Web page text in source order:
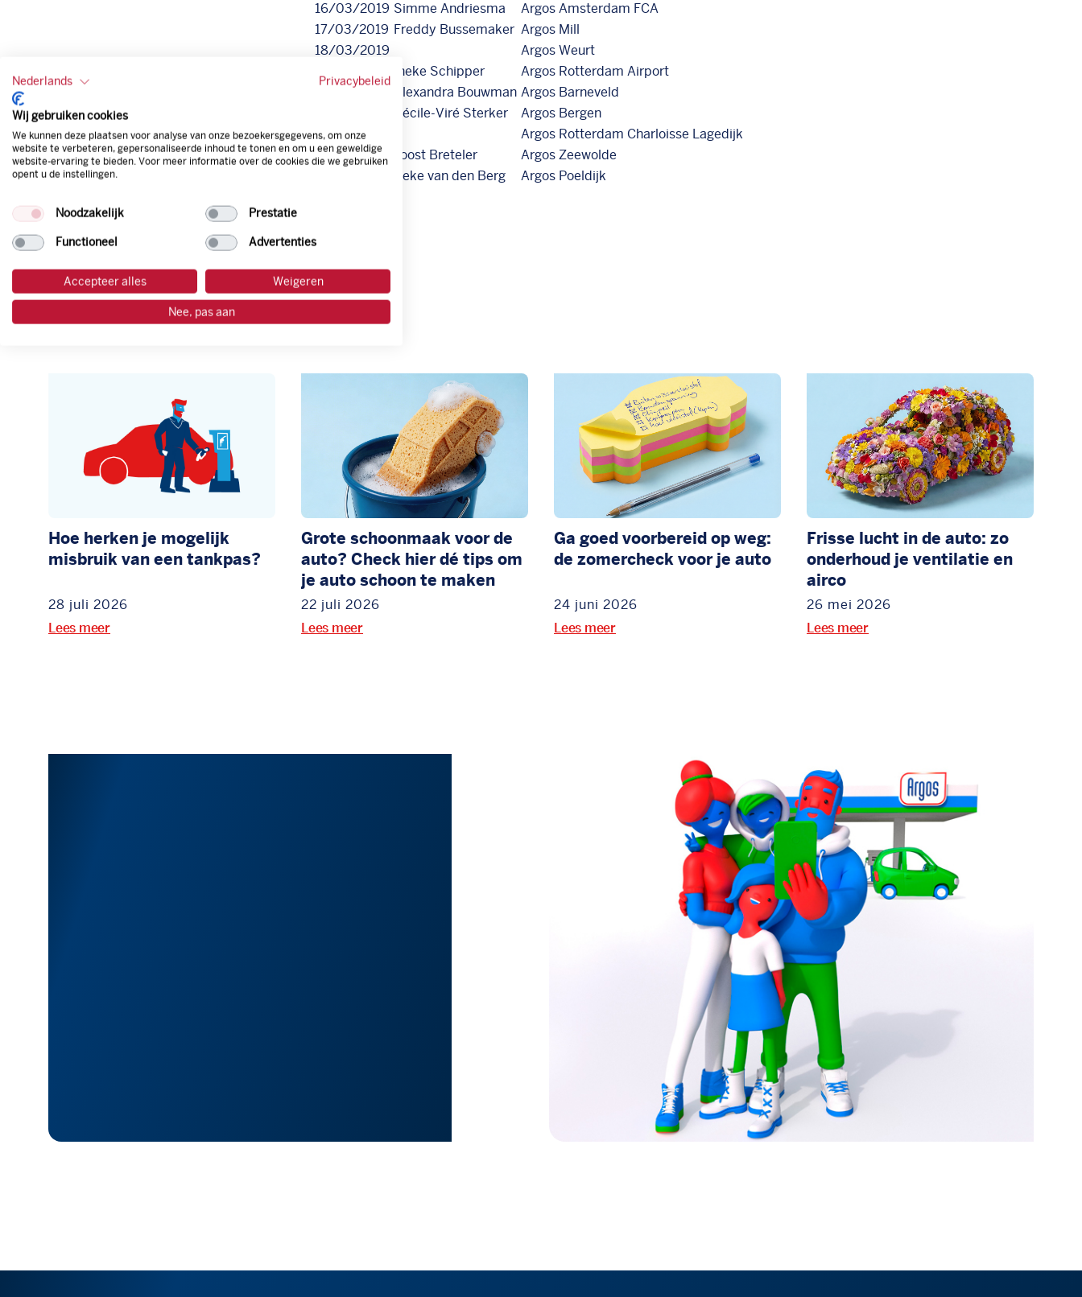
16/03/2019 Simme Andriesma
Argos Amsterdam FCA
17/03/2019 Freddy Bussemaker Argos Mill
18/03/2019
Argos Weurt
Ineke Schipper
Argos Rotterdam Airport
20/03/2019
Alexandra Bouwman Argos Barneveld
Cécile-Viré Sterker
Argos Bergen
22/03/2019
Argos Rotterdam Charloisse Lagedijk
23/03/2019
Joost Breteler
Argos Zeewolde
Iteke van den Berg Argos Poeldijk
Meer nieuws
Hoe herken je mogelijk
misbruik van een tankpas?
28 juli 2026
Lees meer
Grote schoonmaak voor de
auto? Check hier dé tips om
je auto schoon te maken
22 juli 2026
Lees meer
Ga goed voorbereid op weg:
de zomercheck voor je auto
24 juni 2026
Lees meer
Frisse lucht in de auto: zo
onderhoud je ventilatie en
airco
26 mei 2026
Lees meer
Nederlands Privacybeleid
Wij gebruiken cookies
We kunnen deze plaatsen voor analyse van onze bezoekersgegevens, om onze
website te verbeteren, gepersonaliseerde inhoud te tonen en om u een geweldige
website-ervaring te bieden. Voor meer informatie over de cookies die we gebruiken
opent u de instellingen.
Noodzakelijk Prestatie
Functioneel Advertenties
Accepteer alles Weigeren
Nee, pas aan